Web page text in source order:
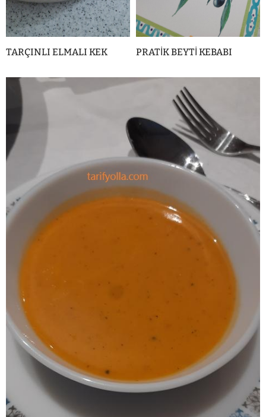
TARÇINLI ELMALI KEK PRATİK BEYTİ KEBABI